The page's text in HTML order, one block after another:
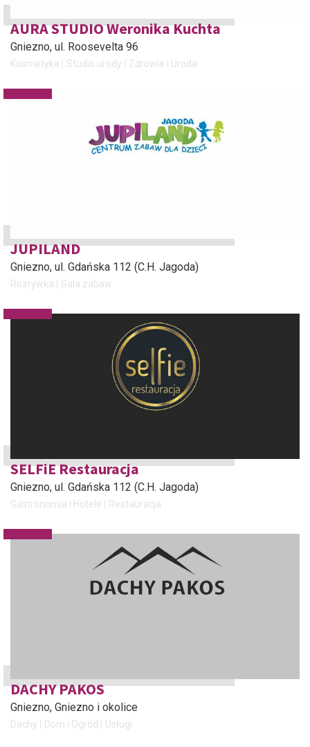
AURA STUDIO Weronika Kuchta
Gniezno, ul. Roosevelta 96
Kosmetyka Studio urody Zdrowie i Uroda
JUPILAND
Gniezno, ul. Gdańska 112 (C.H. Jagoda)
Rozrywka Sala zabaw
SELFiE Restauracja
Gniezno, ul. Gdańska 112 (C.H. Jagoda)
Gastronomia i Hotele Restauracja
DACHY PAKOS
Gniezno, Gniezno i okolice
Dachy Dom i Ogród Usługi